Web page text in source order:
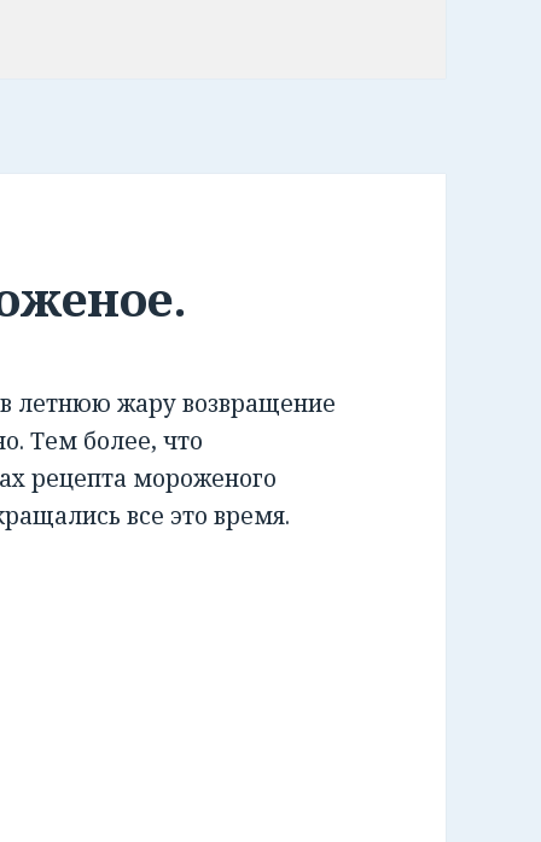
летнюю жару возвращение
Тем более, что
рецепта мороженого
все это время.